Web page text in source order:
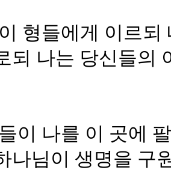
형들에게 이르
되 나는 당신들의
이 나를 이 곳에
나님이 생명을 구